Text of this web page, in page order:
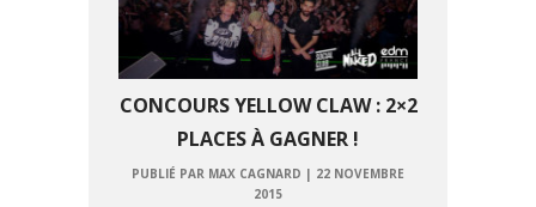
CONCOURS YELLOW CLAW : 2×2
PLACES À GAGNER !
PUBLIÉ PAR MAX CAGNARD | 22 NOVEMBRE
2015